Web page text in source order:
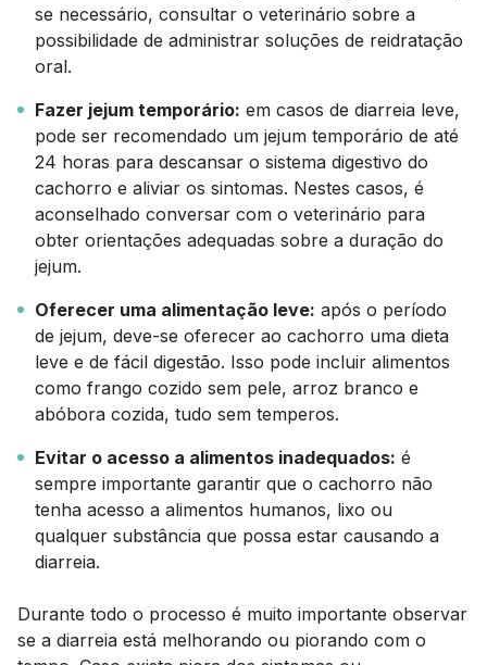
se necessário, consultar o veterinário sobre a
possibilidade de administrar soluções de reidratação
oral.
Fazer jejum temporário: em casos de diarreia leve,
pode ser recomendado um jejum temporário de até
24 horas para descansar o sistema digestivo do
cachorro e aliviar os sintomas. Nestes casos, é
aconselhado conversar com o veterinário para
obter orientações adequadas sobre a duração do
jejum.
Oferecer uma alimentação leve: após o período
de jejum, deve-se oferecer ao cachorro uma dieta
leve e de fácil digestão. Isso pode incluir alimentos
como frango cozido sem pele, arroz branco e
abóbora cozida, tudo sem temperos.
Evitar o acesso a alimentos inadequados: é
sempre importante garantir que o cachorro não
tenha acesso a alimentos humanos, lixo ou
qualquer substância que possa estar causando a
diarreia.
Durante todo o processo é muito importante observar
se a diarreia está melhorando ou piorando com o